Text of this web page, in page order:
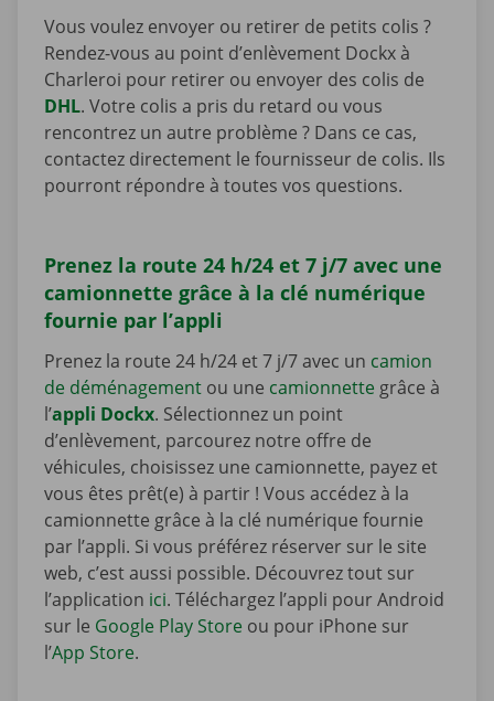
Vous voulez envoyer ou retirer de petits colis ?
Rendez-vous au point d’enlèvement Dockx à
Charleroi pour retirer ou envoyer des colis de
DHL. Votre colis a pris du retard ou vous
rencontrez un autre problème ? Dans ce cas,
contactez directement le fournisseur de colis. Ils
pourront répondre à toutes vos questions.
Prenez la route 24 h/24 et 7 j/7 avec une
camionnette grâce à la clé numérique
fournie par l’appli
Prenez la route 24 h/24 et 7 j/7 avec un camion
de déménagement ou une camionnette grâce à
l’appli Dockx. Sélectionnez un point
d’enlèvement, parcourez notre offre de
véhicules, choisissez une camionnette, payez et
vous êtes prêt(e) à partir ! Vous accédez à la
camionnette grâce à la clé numérique fournie
par l’appli. Si vous préférez réserver sur le site
web, c’est aussi possible. Découvrez tout sur
l’application ici. Téléchargez l’appli pour Android
sur le Google Play Store ou pour iPhone sur
l’App Store.